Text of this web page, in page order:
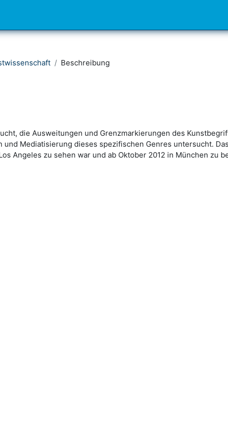
Beschreibung
die Ausweitungen und Grenzmarkierungen des
Mediatisierung dieses spezifischen Genres untersucht.
Angeles zu sehen war und ab Oktober 2012 in München zu